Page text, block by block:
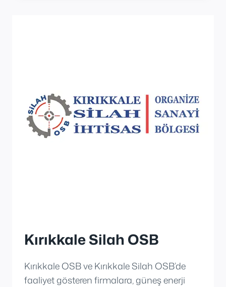
Kırıkkale Silah OSB
Kırıkkale OSB ve Kırıkkale Silah OSB’de
faaliyet gösteren firmalara, güneş enerji